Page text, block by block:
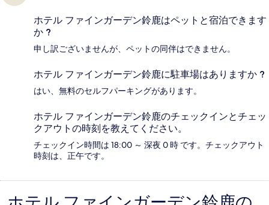
ホテル ファインガーデン鈴鹿はペットと宿泊できます
か ?
申し訳ございませんが、ペットの同伴はできません。
ホテル ファインガーデン鈴鹿に駐車場はありますか ?
はい、無料のセルフパーキングがあります。
ホテル ファインガーデン鈴鹿のチェックインとチェッ
クアウトの時刻を教えてください。
チェックイン時間は 18:00 ～ 深夜 0 時 です。チェックアウト
時刻は、正午です。